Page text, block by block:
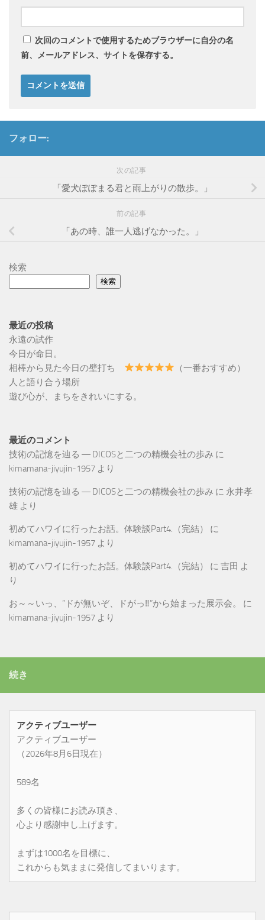
次回のコメントで使用するためブラウザーに自分の名
前、メールアドレス、サイトを保存する。
フォロー:
次の記事
「愛犬ぽぽまる君と雨上がりの散歩。」
前の記事
「あの時、誰一人逃げなかった。」
検索
検索
最近の投稿
永遠の試作
今日が命日。
相棒から見た今日の壁打ち
（一番おすすめ）
人と語り合う場所
遊び心が、まちをきれいにする。
最近のコメント
技術の記憶を辿る ― DICOSと二つの精機会社の歩み に
kimamana-jiyujin-1957 より
技術の記憶を辿る ― DICOSと二つの精機会社の歩み に 永井孝
雄 より
初めてハワイに行ったお話。体験談Part4.（完結）
に
kimamana-jiyujin-1957 より
初めてハワイに行ったお話。体験談Part4.（完結） に 吉田 よ
り
お～～いっ、”ドが無いぞ、ドがっ‼”から始まった展示会。
に
kimamana-jiyujin-1957 より
続き
アクティブユーザー
アクティブユーザー
（2026年8月6日現在）
589名
多くの皆様にお読み頂き、
心より感謝申し上げます。
まずは1000名を目標に、
これからも気ままに発信してまいります。